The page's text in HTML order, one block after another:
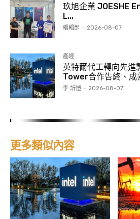
玖旭企業 JOESHE
L...
編輯部 - 2026-08-07
產經
英特爾代工轉向先進
Tower合作告終、成
李 訢愷 - 2026-08-07
更多類似內容